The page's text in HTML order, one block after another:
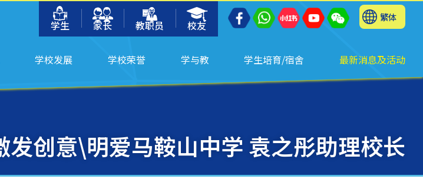
学生
家长 教职员 校友
繁体
学校发展 学校荣誉 学与教 学生培育/宿舍 最新消息及活动
创意\明爱马鞍山中学 袁之彤助理校长